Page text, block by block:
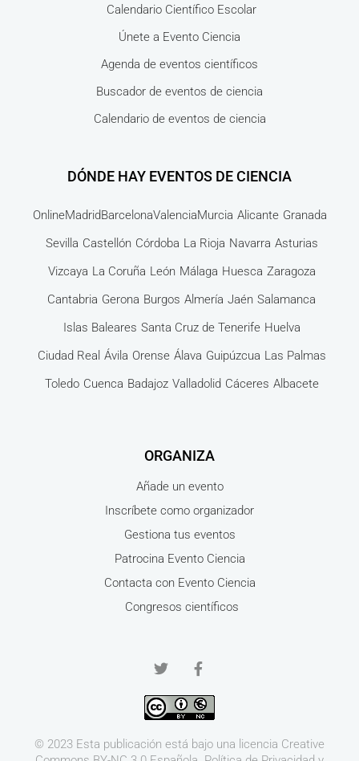
Calendario Científico Escolar
Únete a Evento Ciencia
Agenda de eventos científicos
Buscador de eventos de ciencia
Calendario de eventos de ciencia
DÓNDE HAY EVENTOS DE CIENCIA
OnlineMadridBarcelonaValenciaMurcia Alicante Granada
Sevilla Castellón Córdoba La Rioja Navarra Asturias
Vizcaya La Coruña León Málaga Huesca Zaragoza
Cantabria Gerona Burgos Almería Jaén Salamanca
Islas Baleares Santa Cruz de Tenerife Huelva
Ciudad Real Ávila Orense Álava Guipúzcua Las Palmas
Toledo Cuenca Badajoz Valladolid Cáceres Albacete
ORGANIZA
Añade un evento
Inscríbete como organizador
Gestiona tus eventos
Patrocina Evento Ciencia
Contacta con Evento Ciencia
Congresos científicos
© 2023 Esta publicación está bajo una licencia Creative